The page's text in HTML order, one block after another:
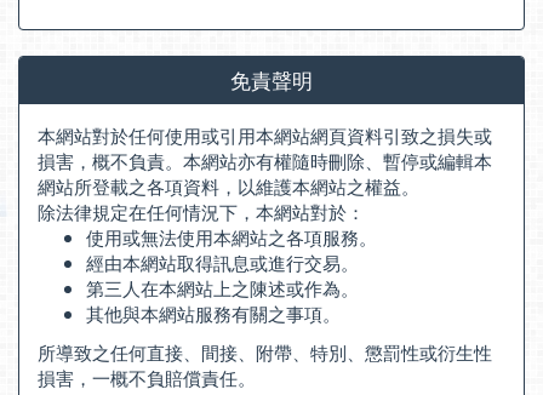
免責聲明
本網站對於任何使用或引用本網站網頁資料引致之損失或
損害，概不負責。本網站亦有權隨時刪除、暫停或編輯本
網站所登載之各項資料，以維護本網站之權益。
除法律規定在任何情況下，本網站對於：
使用或無法使用本網站之各項服務。
經由本網站取得訊息或進行交易。
第三人在本網站上之陳述或作為。
其他與本網站服務有關之事項。
所導致之任何直接、間接、附帶、特別、懲罰性或衍生性
損害，一概不負賠償責任。